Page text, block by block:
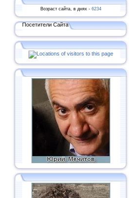
Возраст сайта, в днях - 6234
Посетители Сайта